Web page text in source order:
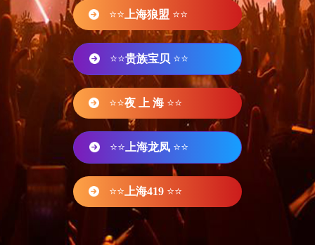
⭐⭐ 上海狼盟 ⭐⭐
⭐⭐贵族宝贝 ⭐⭐
⭐⭐夜 上 海 ⭐⭐
⭐⭐ 上海龙凤 ⭐⭐
⭐⭐ 上海419 ⭐⭐